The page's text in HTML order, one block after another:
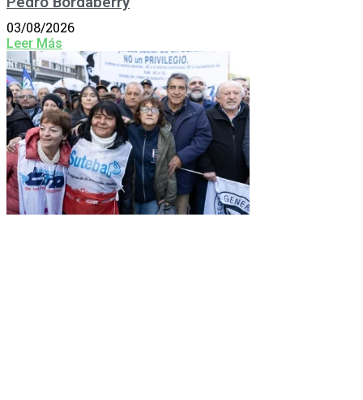
03/08/2026
Leer Más